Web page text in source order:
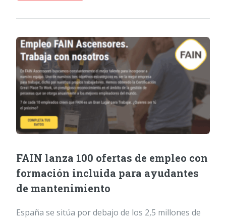
FAIN lanza 100 ofertas de empleo con
formación incluida para ayudantes
de mantenimiento
España se sitúa por debajo de los 2,5 millones de